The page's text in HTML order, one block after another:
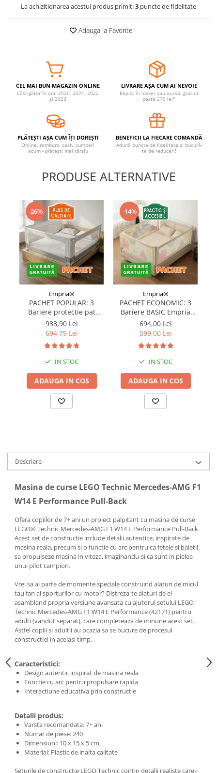
Accesorii bebelusi / nou-nascuti
Perne si saltele bebelusi
Diversificare bebelusi
Jucarii copii si jocuri educative
Jucarii dentitie
Jucarii bebelusi
Cuburi magnetice JollyHeap®
Rechizite scolare
Stickere decorative
Covorase de joaca
Ingrijire adulti
Siguranta animale companie
Carduri Cadou
Propuneri Cadou
Produse Sub 50 Lei
La achizitionarea acestui produs primiti3 puncte de fidelitate
Adauga la Favorite
CEL MAI BUN MAGAZIN ONLINE
Câștigător în anii 2020, 2021, 2022
și 2023
LIVRARE AȘA CUM AI NEVOIE
Rapid, în locker sau acasă, gratuit
peste 279 lei*
PLĂTEȘTI AȘA CUM ÎȚI DOREȘTI
Online, ramburs, cash, cumperi
acum - plătești mai târziu
BENEFICII LA FIECARE COMANDĂ
Adună puncte de fidelitate și bucură-
te de reduceri!
PRODUSE ALTERNATIVE
-26%
Empria®
PACHET POPULAR: 3
Bariere protectie pat
copii, SELECT, 160x200
cm
938,90 Lei
694,79 Lei
IN STOC
ADAUGA IN COS
-14%
Empria®
PACHET ECONOMIC: 3
Bariere BASIC Empria
protectie pat 160X200 cm
+ bara stabilizatoare
694,00 Lei
599,00 Lei
IN STOC
ADAUGA IN COS
Descriere
Masina de curse LEGO Technic Mercedes-AMG F1
W14 E Performance Pull-Back
Ofera copiilor de 7+ ani un proiect palpitant cu masina de curse
LEGO® Technic Mercedes-AMG F1 W14 E Performance Pull-Back.
Acest set de constructie include detalii autentice, inspirate de
masina reala, precum si o functie cu arc pentru ca fetele si baietii
sa propulseze masina in viteza, imaginandu-si ca sunt in pielea
unui pilot campion.
Vrei sa ai parte de momente speciale construind alaturi de micul
tau fan al sporturilor cu motor? Distreza-te alaturi de el
asambland propria versiune avansata cu ajutorul setului LEGO
Technic Mercedes-AMG F1 W14 E Performance (42171) pentru
adulti (vandut separat), care completeaza de minune acest set.
Astfel copiii si adultii au ocazia sa se bucure de procesul
constructiei in acelasi timp.
Caracteristici:
Design autentic inspirat de masina reala
Functie cu arc pentru propulsare rapida
Interactiune educativa prin constructie
Detalii produs:
Varsta recomandata: 7+ ani
Numar de piese: 240
Dimensiuni: 10 x 15 x 5 cm
Material: Plastic de inalta calitate
Seturile de constructie LEGO Technic contin detalii realiste care-i